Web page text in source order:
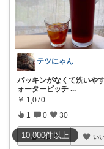
10,000件以上
テツにゃん
パッキンがなくて洗いや
ォーターピッチ ...
￥ 1,070
1 0 30
コレ い